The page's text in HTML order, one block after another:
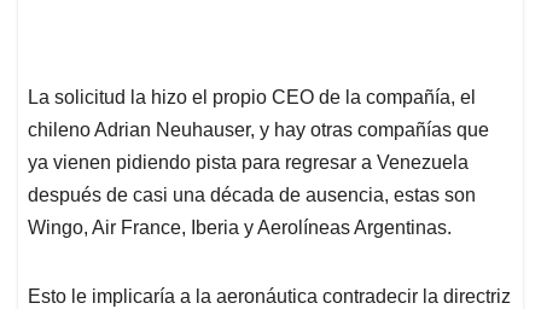
La solicitud la hizo el propio CEO de la compañía, el
chileno Adrian Neuhauser, y hay otras compañías que
ya vienen pidiendo pista para regresar a Venezuela
después de casi una década de ausencia, estas son
Wingo, Air France, Iberia y Aerolíneas Argentinas.
Esto le implicaría a la aeronáutica contradecir la directriz